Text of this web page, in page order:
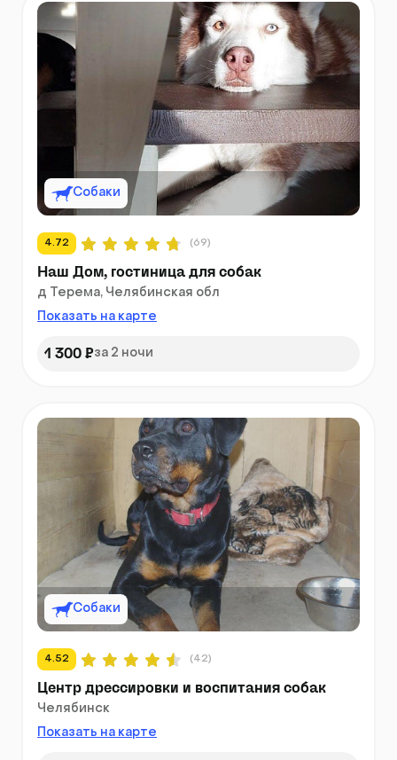
Собаки
4.72 (69)
Наш Дом, гостиница для собак
д Терема, Челябинская обл
Показать на карте
1 300 ₽за 2 ночи
Собаки
4.52 (42)
Центр дрессировки и воспитания собак
Челябинск
Показать на карте